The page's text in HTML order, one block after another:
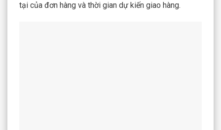
tại của đơn hàng và thời gian dự kiến giao hàng.